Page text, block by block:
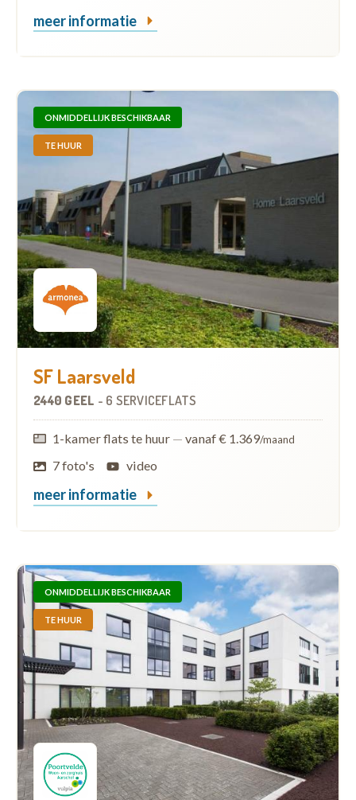
meer informatie
ONMIDDELLIJK BESCHIKBAAR
TE HUUR
SF Laarsveld
2440 GEEL - 6 SERVICEFLATS
1-kamer flats te huur — vanaf € 1.369/maand
7 foto's video
meer informatie
ONMIDDELLIJK BESCHIKBAAR
TE HUUR